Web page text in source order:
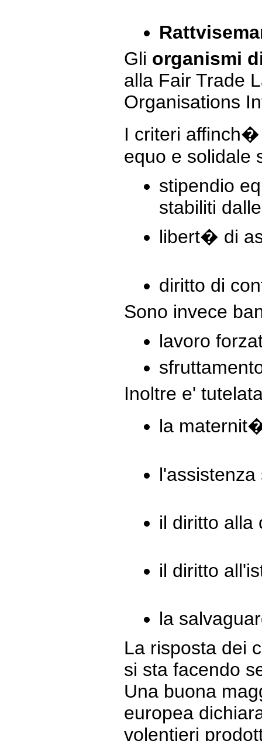
Gli organismi
alla Fair Trade
Organisations
I criteri
equo e solidale
stipendio
stabiliti
libert� di
diritto di
Sono invece
lavoro
Inoltre e'
la
l'assistenza
il diritto alla
il diritto
la
La risposta dei
si sta facendo
Una buona
europea
volentieri